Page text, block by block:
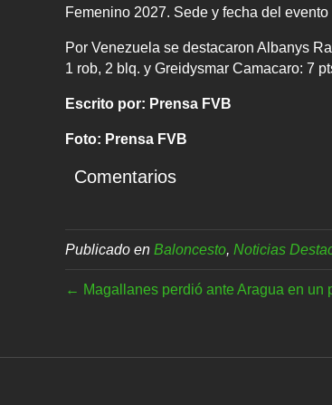
Femenino 2027. Sede y fecha del evento
Por Venezuela se destacaron Albanys
1 rob, 2 blq. y Greidysmar Camacaro: 7
Escrito por: Prensa FVB
Foto: Prensa FVB
Comentarios
Publicado en Baloncesto, Noticias
← Magallanes perdió ante Aragua en un